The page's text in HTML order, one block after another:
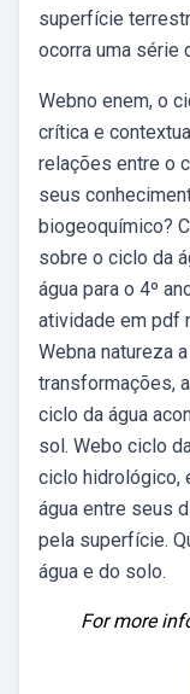
superfície
ocorra uma série
Webno enem, o
crítica e
relações entre o
seus
biogeoquímico?
sobre o ciclo da
água para o 4º
atividade em pdf
Webna natureza
transformações,
ciclo da água
sol. Webo ciclo
ciclo hidrológico,
água entre seus
pela superfície.
água e do solo.
For more